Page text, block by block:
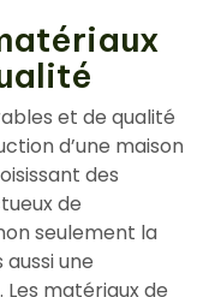
et de qualité
d’une maison
des
de
seulement la
une
matériaux de